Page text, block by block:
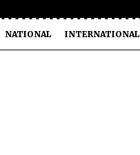
NATIONAL INTERNATIONAL